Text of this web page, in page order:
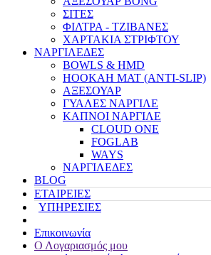
ΣΙΤΕΣ
ΦΙΛΤΡΑ - ΤΖΙΒΑΝΕΣ
ΧΑΡΤΑΚΙΑ ΣΤΡΙΦΤΟΥ
ΝΑΡΓΙΛΕΔΕΣ
BOWLS & HMD
HOOKAH MAT (ANTI-SLIP)
ΑΞΕΣΟΥΑΡ
ΓΥΑΛΕΣ ΝΑΡΓΙΛΕ
ΚΑΠΝΟΙ ΝΑΡΓΙΛΕ
CLOUD ONE
FOGLAB
WAYS
ΝΑΡΓΙΛΕΔΕΣ
BLOG
ΕΤΑΙΡΕΙΕΣ
ΥΠΗΡΕΣΙΕΣ
Επικοινωνία
Ο Λογαριασμός μου